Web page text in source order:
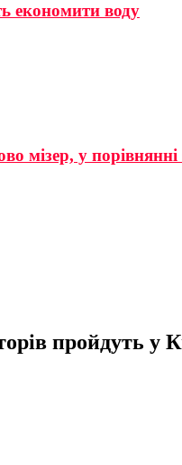
економити воду
мізер, у
пройдуть у